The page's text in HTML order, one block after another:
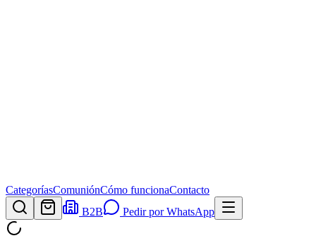
CategoríasComuniónCómo funcionaContacto
B2B
Pedir por WhatsApp